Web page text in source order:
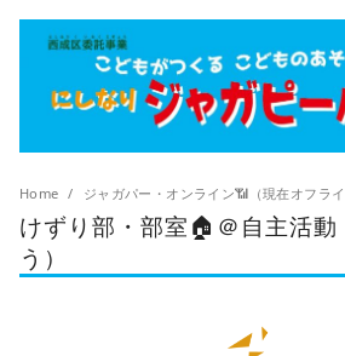
Home ジャガパー・オンライン📶（現在オフラ
けずり部・部室🏠＠自主活動
う）